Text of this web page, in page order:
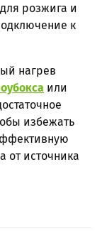
розжига и
к
нагрев
или
избежать
от источника